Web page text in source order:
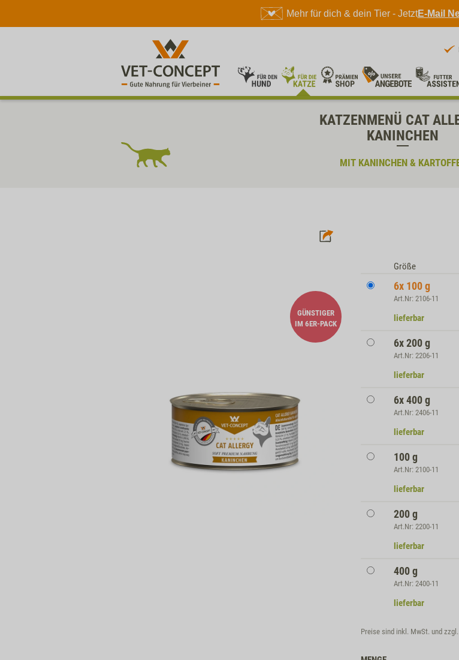
Mehr für dich & dein Tier - JetztE-Mail
KATZENMENÜ CAT
KANINCHEN
MIT KANINCHEN &
GÜNSTIGER
IM 6ER-PACK
Größe
6x 100 g
Art.Nr: 2106-11
lieferbar
6x 200 g
Art.Nr: 2206-11
lieferbar
6x 400 g
Art.Nr: 2406-11
lieferbar
100 g
Art.Nr: 2100-11
lieferbar
200 g
Art.Nr: 2200-11
lieferbar
400 g
Art.Nr: 2400-11
lieferbar
Preise sind inkl. MwSt. und zzgl.